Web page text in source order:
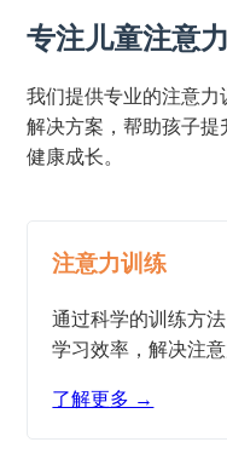
专注儿童注意
我们提供专业的注意
解决方案，帮助孩子
健康成长。
注意力训练
通过科学的训练方
学习效率，解决注意
了解更多 →